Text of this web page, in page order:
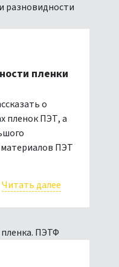
пленки
о
пленок ПЭТ, а
ПЭТ
Читать далее